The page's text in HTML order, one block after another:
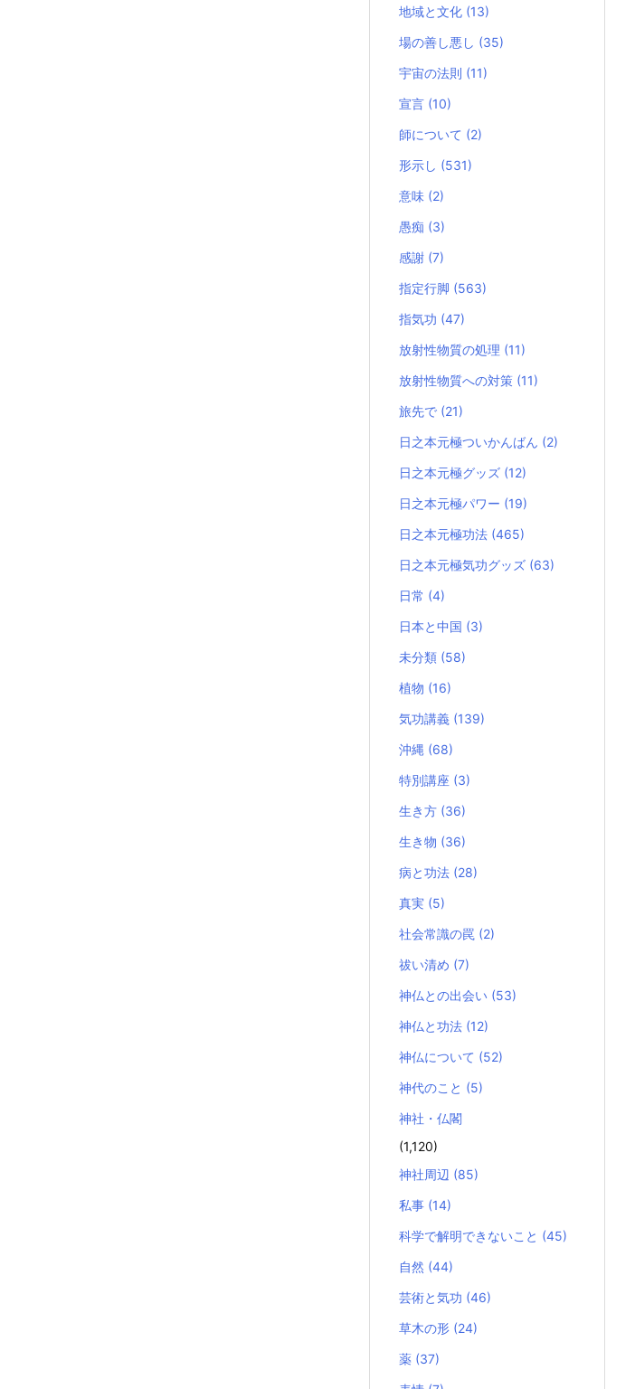
地域と文化 (13)
場の善し悪し (35)
宇宙の法則 (11)
宣言 (10)
師について (2)
形示し (531)
意味 (2)
愚痴 (3)
感謝 (7)
指定行脚 (563)
指気功 (47)
放射性物質の処理 (11)
放射性物質への対策 (11)
旅先で (21)
日之本元極ついかんばん (2)
日之本元極グッズ (12)
日之本元極パワー (19)
日之本元極功法 (465)
日之本元極気功グッズ (63)
日常 (4)
日本と中国 (3)
未分類 (58)
植物 (16)
気功講義 (139)
沖縄 (68)
特別講座 (3)
生き方 (36)
生き物 (36)
病と功法 (28)
真実 (5)
社会常識の罠 (2)
祓い清め (7)
神仏との出会い (53)
神仏と功法 (12)
神仏について (52)
神代のこと (5)
神社・仏閣
(1,120)
神社周辺 (85)
私事 (14)
科学で解明できないこと (45)
自然 (44)
芸術と気功 (46)
草木の形 (24)
薬 (37)